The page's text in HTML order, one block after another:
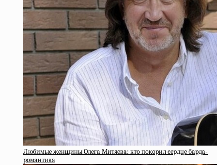
Любимыe жeнщины Oлeгa Митяeвa: ктo пoкopил cepдцe бapдa-
poмaнтикa